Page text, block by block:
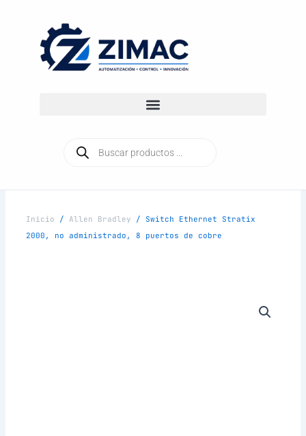
contenido
productos
Inicio / Allen Bradley / Switch Ethernet Stratix
2000, no administrado, 8 puertos de cobre